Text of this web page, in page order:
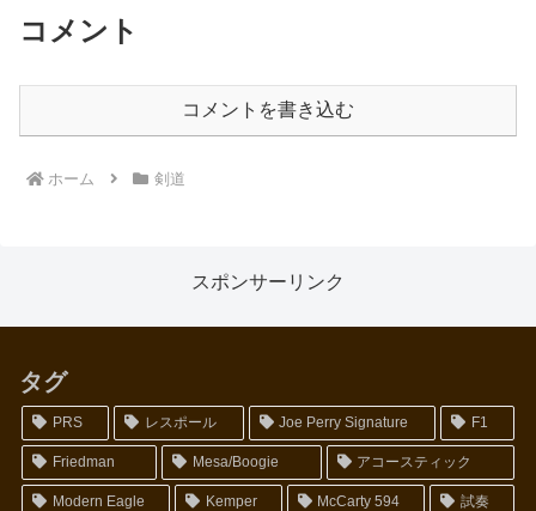
コメント
コメントを書き込む
ホーム 剣道
スポンサーリンク
タグ
PRS レスポール Joe Perry Signature F1
Friedman Mesa/Boogie アコースティック
Modern Eagle Kemper McCarty 594 試奏